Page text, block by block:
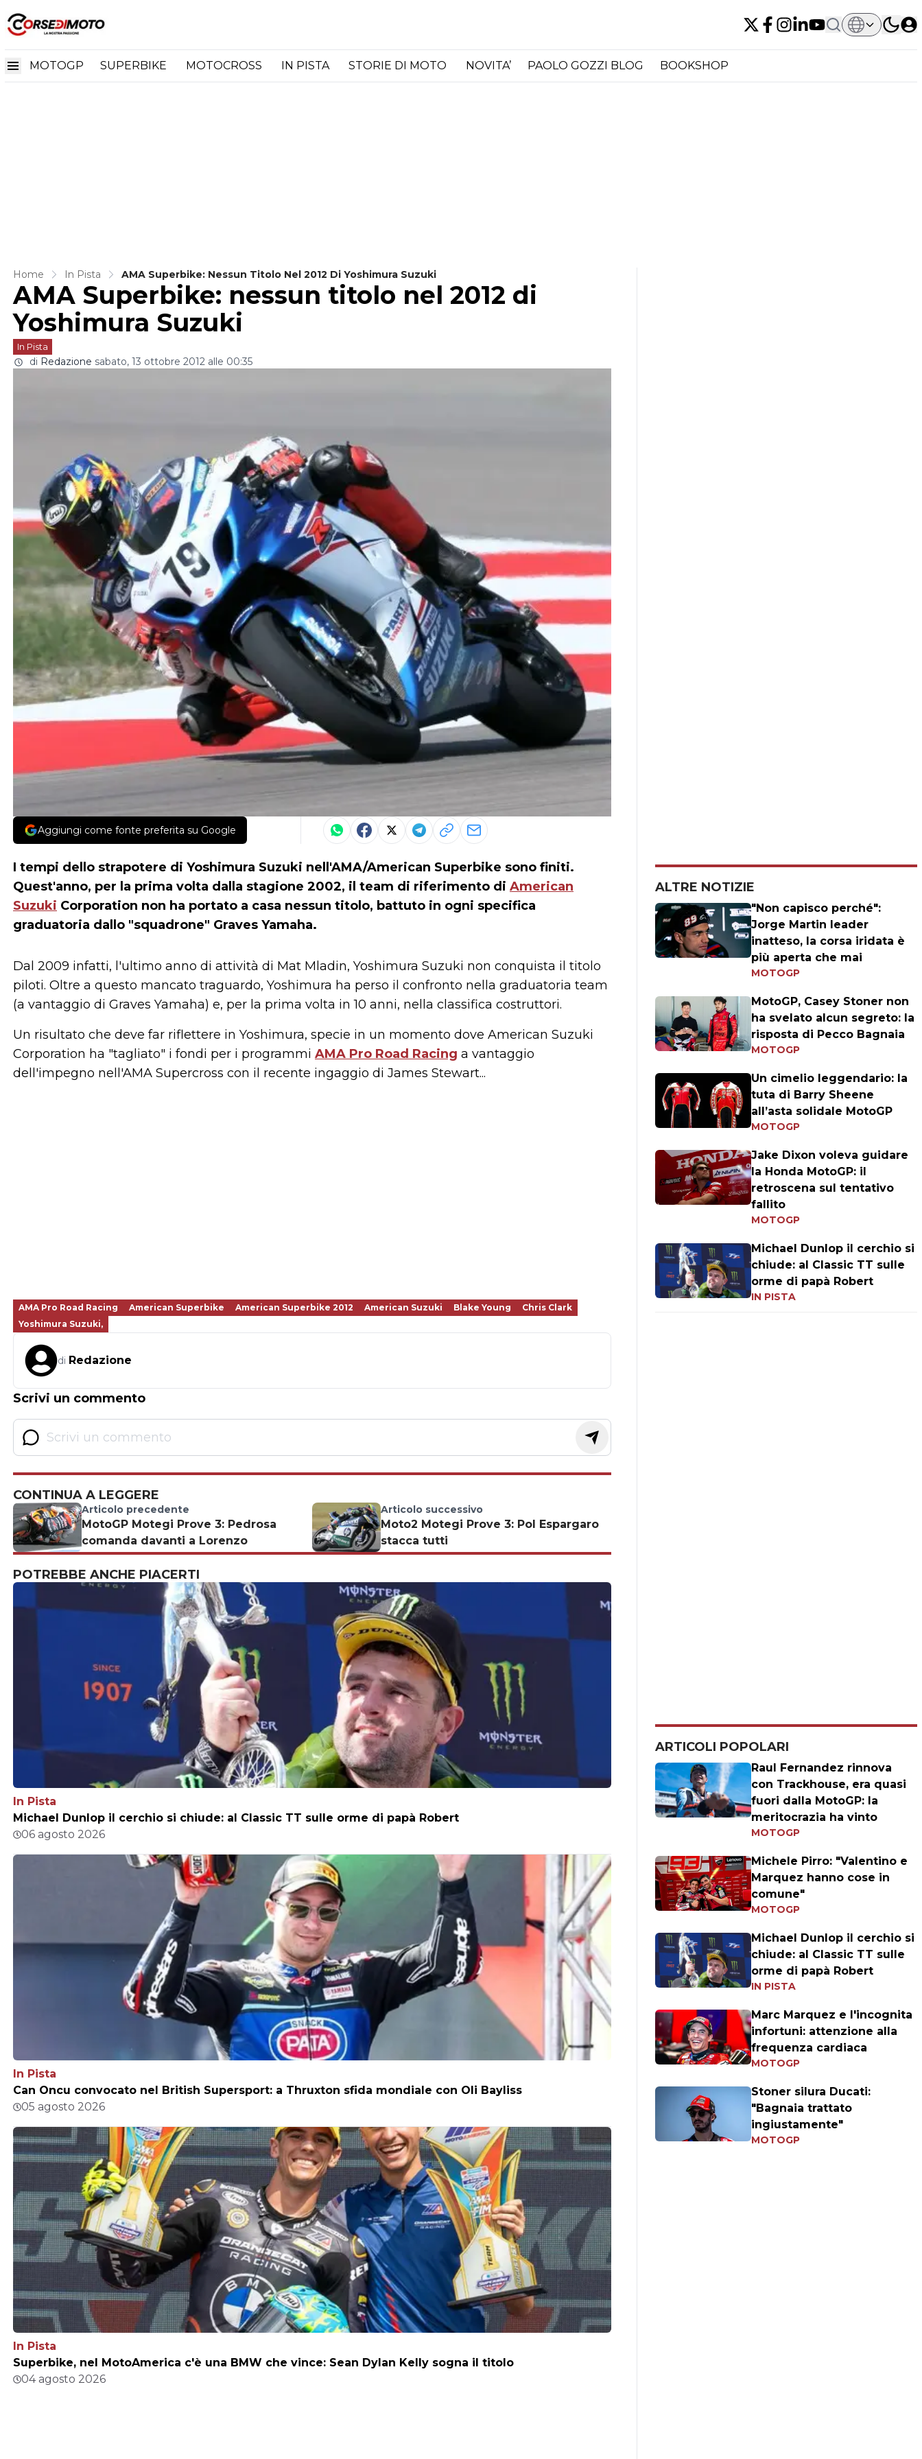
MOTOGP SUPERBIKE MOTOCROSS IN PISTA STORIE DI MOTO NOVITA’ PAOLO GOZZI BLOG BOOKSHOP
Home In Pista AMA Superbike: Nessun Titolo Nel 2012 Di Yoshimura Suzuki
AMA Superbike: nessun titolo nel 2012 di
Yoshimura Suzuki
In Pista
di Redazione sabato, 13 ottobre 2012 alle 00:35
Aggiungi come fonte preferita su Google
I tempi dello strapotere di Yoshimura Suzuki nell'AMA/American Superbike sono finiti.
Quest'anno, per la prima volta dalla stagione 2002, il team di riferimento di American
Suzuki Corporation non ha portato a casa nessun titolo, battuto in ogni specifica
graduatoria dallo "squadrone" Graves Yamaha.
Dal 2009 infatti, l'ultimo anno di attività di Mat Mladin, Yoshimura Suzuki non conquista il titolo
piloti. Oltre a questo mancato traguardo, Yoshimura ha perso il confronto nella graduatoria team
(a vantaggio di Graves Yamaha) e, per la prima volta in 10 anni, nella classifica costruttori.
Un risultato che deve far riflettere in Yoshimura, specie in un momento dove American Suzuki
Corporation ha "tagliato" i fondi per i programmi AMA Pro Road Racing a vantaggio
dell'impegno nell'AMA Supercross con il recente ingaggio di James Stewart...
AMA Pro Road Racing American Superbike American Superbike 2012 American Suzuki Blake Young
Chris Clark
Yoshimura Suzuki,
di Redazione
Scrivi un commento
CONTINUA A LEGGERE
Articolo precedente
MotoGP Motegi Prove 3: Pedrosa
comanda davanti a Lorenzo
Articolo successivo
Moto2 Motegi Prove 3: Pol Espargaro
stacca tutti
POTREBBE ANCHE PIACERTI
In Pista
Michael Dunlop il cerchio si chiude: al Classic TT sulle orme di papà Robert
06 agosto 2026
In Pista
Can Oncu convocato nel British Supersport: a Thruxton sfida mondiale con Oli Bayliss
05 agosto 2026
In Pista
Superbike, nel MotoAmerica c'è una BMW che vince: Sean Dylan Kelly sogna il titolo
04 agosto 2026
ALTRE NOTIZIE
"Non capisco perché":
Jorge Martin leader
inatteso, la corsa iridata è
più aperta che mai
MOTOGP
MotoGP, Casey Stoner non
ha svelato alcun segreto: la
risposta di Pecco Bagnaia
MOTOGP
Un cimelio leggendario: la
tuta di Barry Sheene
all’asta solidale MotoGP
MOTOGP
Jake Dixon voleva guidare
la Honda MotoGP: il
retroscena sul tentativo
fallito
MOTOGP
Michael Dunlop il cerchio si
chiude: al Classic TT sulle
orme di papà Robert
IN PISTA
ARTICOLI POPOLARI
Raul Fernandez rinnova
con Trackhouse, era quasi
fuori dalla MotoGP: la
meritocrazia ha vinto
MOTOGP
Michele Pirro: "Valentino e
Marquez hanno cose in
comune"
MOTOGP
Michael Dunlop il cerchio si
chiude: al Classic TT sulle
orme di papà Robert
IN PISTA
Marc Marquez e l'incognita
infortuni: attenzione alla
frequenza cardiaca
MOTOGP
Stoner silura Ducati:
"Bagnaia trattato
ingiustamente"
MOTOGP